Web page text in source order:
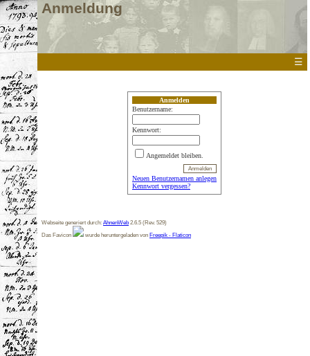
Anmeldung
☰
Anmelden
Benutzername:
Kennwort:
Angemeldet bleiben.
Neuen Benutzernamen anlegen
Kennwort vergessen?
Webseite generiert durch: AhnenWeb 2.6.5 (Rev. 529)
Das Favicon
wurde heruntergeladen von Freepik - Flaticon